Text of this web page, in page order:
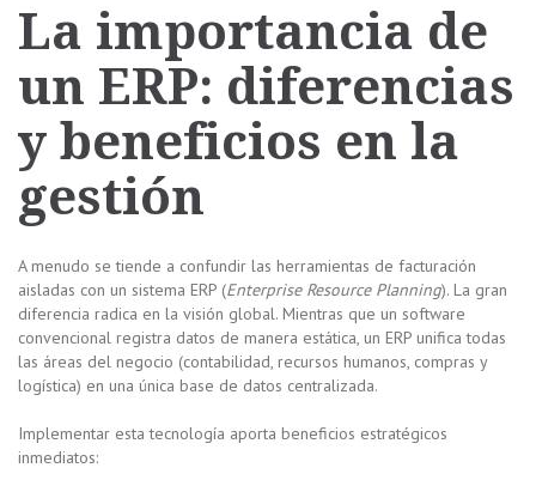
La importancia de
un ERP: diferencias
y beneficios en la
gestión
A menudo se tiende a confundir las herramientas de facturación
aisladas con un sistema ERP (Enterprise Resource Planning). La gran
diferencia radica en la visión global. Mientras que un software
convencional registra datos de manera estática, un ERP unifica todas
las áreas del negocio (contabilidad, recursos humanos, compras y
logística) en una única base de datos centralizada.
Implementar esta tecnología aporta beneficios estratégicos
inmediatos: